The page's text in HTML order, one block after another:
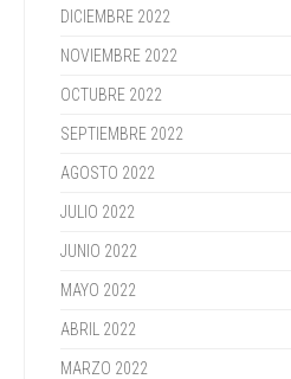
DICIEMBRE 2022
NOVIEMBRE 2022
OCTUBRE 2022
SEPTIEMBRE 2022
AGOSTO 2022
JULIO 2022
JUNIO 2022
MAYO 2022
ABRIL 2022
MARZO 2022